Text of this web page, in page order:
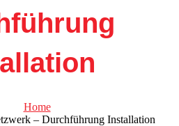
Home
– Durchführung Installation